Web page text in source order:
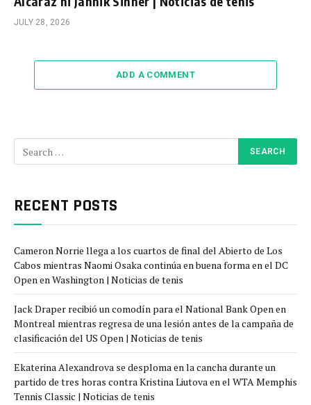
JULY 28, 2026
ADD A COMMENT
RECENT POSTS
Cameron Norrie llega a los cuartos de final del Abierto de Los
Cabos mientras Naomi Osaka continúa en buena forma en el DC
Open en Washington | Noticias de tenis
Jack Draper recibió un comodín para el National Bank Open en
Montreal mientras regresa de una lesión antes de la campaña de
clasificación del US Open | Noticias de tenis
Ekaterina Alexandrova se desploma en la cancha durante un
partido de tres horas contra Kristina Liutova en el WTA Memphis
Tennis Classic | Noticias de tenis